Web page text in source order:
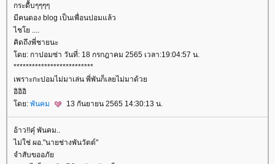
กระดื้บๆๆๆๆ
มีคนดอง blog เป็นเพื่อนปอมแล้ว
ไชโย ....
คิดถึงพี่ชายนะ
ดย: กาปอมซ่า วันที่: 18 กรกฎาคม 2565 เวลา:19:04:57 น.
**************************
เพราะกะปอมไม่มาเล่น พี่พันก็เลยไม่มาด้ว
อิอิอิ
ดย: พันคม 13 กันยายน 2565 14:30:13 น.
อ้าว!!คุ๋ พันคม..
ไม่ใช่ ผอ."นายช่างพันวัตต์"
จำสับขออภั